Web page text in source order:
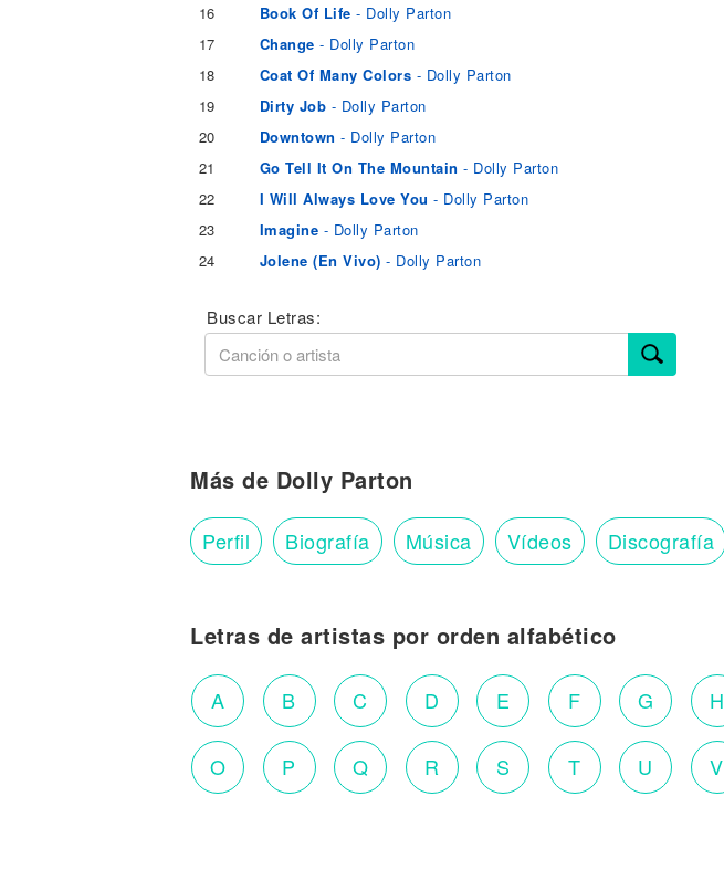
16
Book Of Life - Dolly Parton
17
Change - Dolly Parton
18
Coat Of Many Colors - Dolly Parton
19
Dirty Job - Dolly Parton
20
Downtown - Dolly Parton
21
Go Tell It On The Mountain - Dolly Parton
22
I Will Always Love You - Dolly Parton
23
Imagine - Dolly Parton
24
Jolene (En Vivo) - Dolly Parton
Buscar Letras:
Más de Dolly Parton
Perfil Biografía Música Vídeos Discografía
Letras de artistas por orden alfabético
A B C D E F G H
O P Q R S T U V